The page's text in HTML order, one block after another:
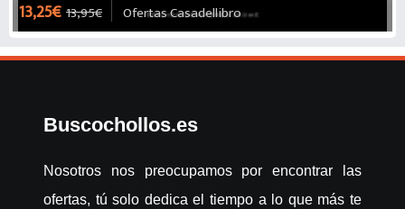
WILLIAM SHAKESPEARE
13,25€ 13,95€ Ofertas Casadellibro
Buscochollos.es
Nosotros nos preocupamos por encontrar las
ofertas, tú solo dedica el tiempo a lo que más te